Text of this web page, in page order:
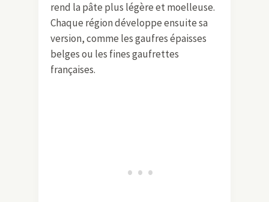
rend la pâte plus légère et moelleuse.
Chaque région développe ensuite sa
version, comme les gaufres épaisses
belges ou les fines gaufrettes
françaises.